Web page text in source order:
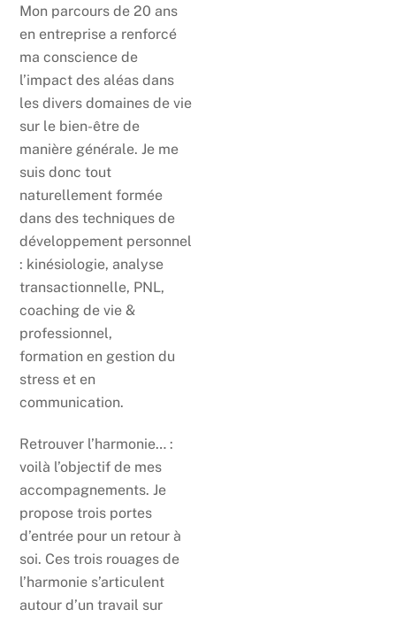
Mon parcours de 20 ans
en entreprise a renforcé
ma conscience de
l’impact des aléas dans
les divers domaines de vie
sur le bien-être de
manière générale. Je me
suis donc tout
naturellement formée
dans des techniques de
développement personnel
: kinésiologie, analyse
transactionnelle, PNL,
coaching de vie &
professionnel,
formation en gestion du
stress et en
communication.
Retrouver l’harmonie… :
voilà l’objectif de mes
accompagnements. Je
propose trois portes
d’entrée pour un retour à
soi. Ces trois rouages de
l’harmonie s’articulent
autour d’un travail sur